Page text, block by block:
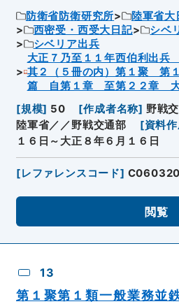
防衛省防衛研究所
陸軍省大
西密受・西受大日記
シベ
シベリア出兵
大正７乃至１１年西伯利出
其２（５冊の内）第１聚
篇 自第１章 至第２２章 大
[規模] 50 [作成者名称] 野戦
陸軍省／／野戦交通部
[資料
１６日～大正８年６月１６日
[レファレンスコード]
閲覧
13
第１聚第１類一般業務並